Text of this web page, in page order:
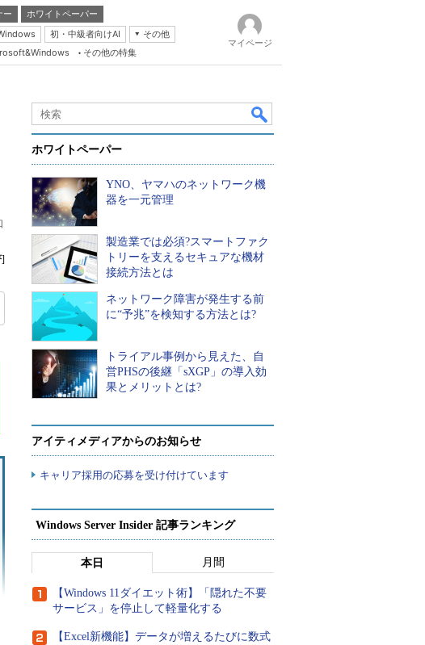
ー
ホワイトペーパー
初・中級者向けAI
その他
& Storage
Expert
OSS
of IP Network
& Trust
その他の特集
マイページ
]
ホワイトペーパー
YNO、ヤマハのネットワーク機
器を一元管理
製造業では必須?スマートファク
トリーを支えるセキュアな機材
接続方法とは
ネットワーク障害が発生する前
に“予兆”を検知する方法とは?
トライアル事例から見えた、自
営PHSの後継「sXGP」の導入効
果とメリットとは?
アイティメディアからのお知らせ
キャリア採用の応募を受け付けています
Windows Server Insider 記事ランキング
本日 月間
【Windows 11ダイエット術】「隠れた不要
サービス」を停止して軽量化する
【Excel新機能】データが増えるたびに数式